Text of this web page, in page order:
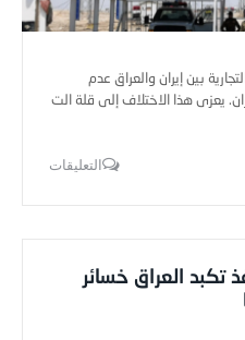
بين إيران والعراق عدم
يعزى هذا الاختلاف إلى قلة الت
التعليقات
تكبد العراق خسائر